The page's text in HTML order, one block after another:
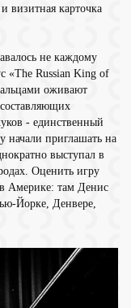
визитная карточка
не каждому
«The Russian King of
оживают
- единственный
начали приглашать на
выступал в
Оценить игру
Америке: там Денис
Йорке, Денвере,